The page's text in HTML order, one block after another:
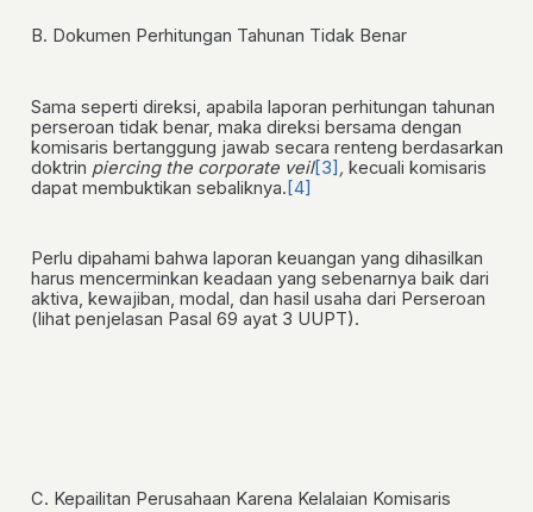
B. Dokumen Perhitungan Tahunan Tidak Benar
Sama seperti direksi, apabila laporan perhitungan tahunan
perseroan tidak benar, maka direksi bersama dengan
komisaris bertanggung jawab secara renteng berdasarkan
doktrin piercing the corporate veil[3] , kecuali komisaris
dapat membuktikan sebaliknya. [4]
Perlu dipahami bahwa laporan keuangan yang dihasilkan
harus mencerminkan keadaan yang sebenarnya baik dari
aktiva, kewajiban, modal, dan hasil usaha dari Perseroan
(lihat penjelasan Pasal 69 ayat 3 UUPT).
C. Kepailitan Perusahaan Karena Kelalaian Komisaris